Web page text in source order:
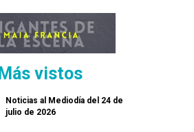
Más vistos
Noticias al Mediodía del 24 de
julio de 2026